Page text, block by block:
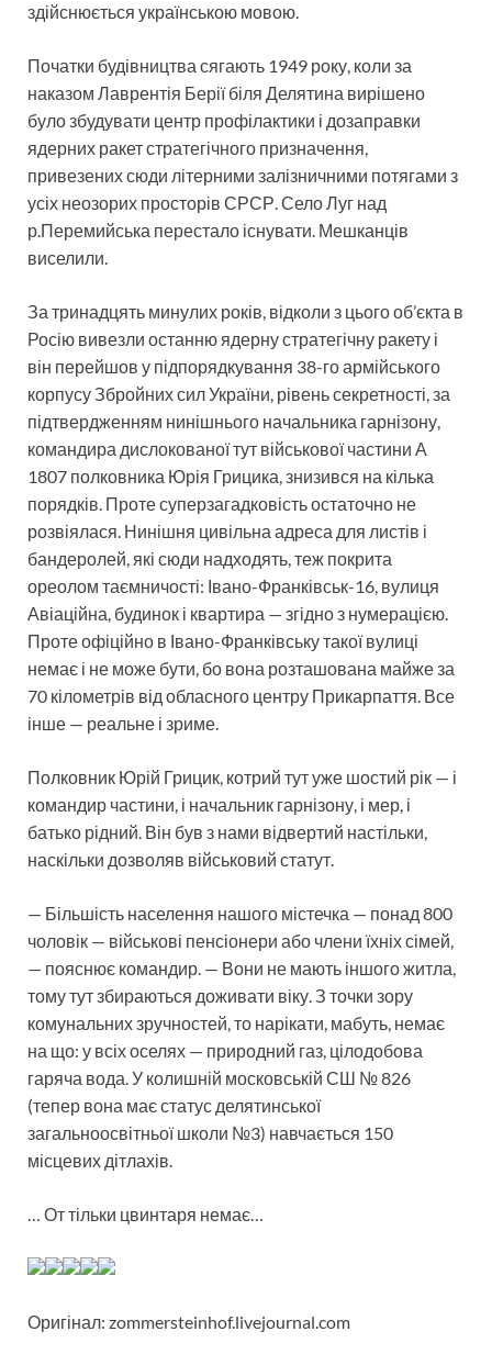
здійснюється українською мовою.
Початки будівництва сягають 1949 року, коли за
наказом Лаврентія Берії біля Делятина вирішено
було збудувати центр профілактики і дозаправки
ядерних ракет стратегічного призначення,
привезених сюди літерними залізничними потягами з
усіх неозорих просторів СРСР. Село Луг над
р.Перемийська перестало існувати. Мешканців
виселили.
За тринадцять минулих років, відколи з цього об’єкта в
Росію вивезли останню ядерну стратегічну ракету і
він перейшов у підпорядкування 38-го армійського
корпусу Збройних сил України, рівень секретності, за
підтвердженням нинішнього начальника гарнізону,
командира дислокованої тут військової частини А
1807 полковника Юрія Грицика, знизився на кілька
порядків. Проте суперзагадковість остаточно не
розвіялася. Нинішня цивільна адреса для листів і
бандеролей, які сюди надходять, теж покрита
ореолом таємничості: Івано-Франківськ-16, вулиця
Авіаційна, будинок і квартира — згідно з нумерацією.
Проте офіційно в Івано-Франківську такої вулиці
немає і не може бути, бо вона розташована майже за
70 кілометрів від обласного центру Прикарпаття. Все
інше — реальне і зриме.
Полковник Юрій Грицик, котрий тут уже шостий рік — і
командир частини, і начальник гарнізону, і мер, і
батько рідний. Він був з нами відвертий настільки,
наскільки дозволяв військовий статут.
— Більшість населення нашого містечка — понад 800
чоловік — військові пенсіонери або члени їхніх сімей,
— пояснює командир. — Вони не мають іншого житла,
тому тут збираються доживати віку. З точки зору
комунальних зручностей, то нарікати, мабуть, немає
на що: у всіх оселях — природний газ, цілодобова
гаряча вода. У колишній московській СШ № 826
(тепер вона має статус делятинської
загальноосвітньої школи №3) навчається 150
місцевих дітлахів.
… От тільки цвинтаря немає…
Оригінал: zommersteinhof.livejournal.com